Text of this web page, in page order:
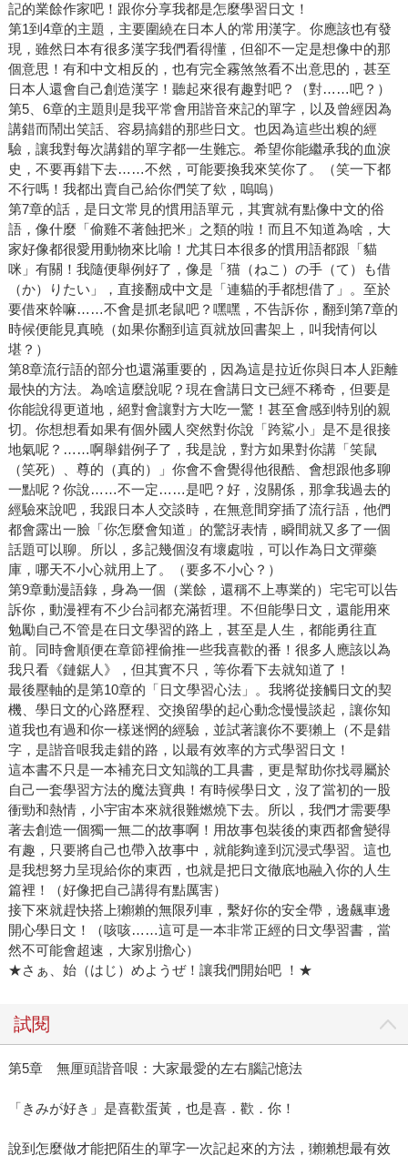
記的業餘作家吧！跟你分享我都是怎麼學習日文！
第1到4章的主題，主要圍繞在日本人的常用漢字。你應該也有發
現，雖然日本有很多漢字我們看得懂，但卻不一定是想像中的那
個意思！有和中文相反的，也有完全霧煞煞看不出意思的，甚至
日本人還會自己創造漢字！聽起來很有趣對吧？（對……吧？）
第5、6章的主題則是我平常會用諧音來記的單字，以及曾經因為
講錯而鬧出笑話、容易搞錯的那些日文。也因為這些出糗的經
驗，讓我對每次講錯的單字都一生難忘。希望你能繼承我的血淚
史，不要再錯下去……不然，可能要換我來笑你了。（笑一下都
不行嗎！我都出賣自己給你們笑了欸，嗚嗚）
第7章的話，是日文常見的慣用語單元，其實就有點像中文的俗
語，像什麼「偷雞不著蝕把米」之類的啦！而且不知道為啥，大
家好像都很愛用動物來比喻！尤其日本很多的慣用語都跟「貓
咪」有關！我隨便舉例好了，像是「猫（ねこ）の手（て）も借
（か）りたい」，直接翻成中文是「連貓的手都想借了」。至於
要借來幹嘛……不會是抓老鼠吧？嘿嘿，不告訴你，翻到第7章的
時候便能見真曉（如果你翻到這頁就放回書架上，叫我情何以
堪？）
第8章流行語的部分也還滿重要的，因為這是拉近你與日本人距離
最快的方法。為啥這麼說呢？現在會講日文已經不稀奇，但要是
你能說得更道地，絕對會讓對方大吃一驚！甚至會感到特別的親
切。你想想看如果有個外國人突然對你說「跨鯊小」是不是很接
地氣呢？……啊舉錯例子了，我是說，對方如果對你講「笑鼠
（笑死）、尊的（真的）」你會不會覺得他很酷、會想跟他多聊
一點呢？你說……不一定……是吧？好，沒關係，那拿我過去的
經驗來說吧，我跟日本人交談時，在無意間穿插了流行語，他們
都會露出一臉「你怎麼會知道」的驚訝表情，瞬間就又多了一個
話題可以聊。所以，多記幾個沒有壞處啦，可以作為日文彈藥
庫，哪天不小心就用上了。（要多不小心？）
第9章動漫語錄，身為一個（業餘，還稱不上專業的）宅宅可以告
訴你，動漫裡有不少台詞都充滿哲理。不但能學日文，還能用來
勉勵自己不管是在日文學習的路上，甚至是人生，都能勇往直
前。同時會順便在章節裡偷推一些我喜歡的番！很多人應該以為
我只看《鏈鋸人》，但其實不只，等你看下去就知道了！
最後壓軸的是第10章的「日文學習心法」。我將從接觸日文的契
機、學日文的心路歷程、交換留學的起心動念慢慢談起，讓你知
道我也有過和你一樣迷惘的經驗，並試著讓你不要獺上（不是錯
字，是諧音哏我走錯的路，以最有效率的方式學習日文！
這本書不只是一本補充日文知識的工具書，更是幫助你找尋屬於
自己一套學習方法的魔法寶典！有時候學日文，沒了當初的一股
衝勁和熱情，小宇宙本來就很難燃燒下去。所以，我們才需要學
著去創造一個獨一無二的故事啊！用故事包裝後的東西都會變得
有趣，只要將自己也帶入故事中，就能夠達到沉浸式學習。這也
是我想努力呈現給你的東西，也就是把日文徹底地融入你的人生
篇裡！（好像把自己講得有點厲害）
接下來就趕快搭上獺獺的無限列車，繫好你的安全帶，邊飆車邊
開心學日文！（咳咳……這可是一本非常正經的日文學習書，當
然不可能會超速，大家別擔心）
★さぁ、始（はじ）めようぜ！讓我們開始吧 ！★
試閱
第5章 無厘頭諧音哏：大家最愛的左右腦記憶法
「きみが好き」是喜歡蛋黃，也是喜．歡．你！
說到怎麼做才能把陌生的單字一次記起來的方法，獺獺想最有效